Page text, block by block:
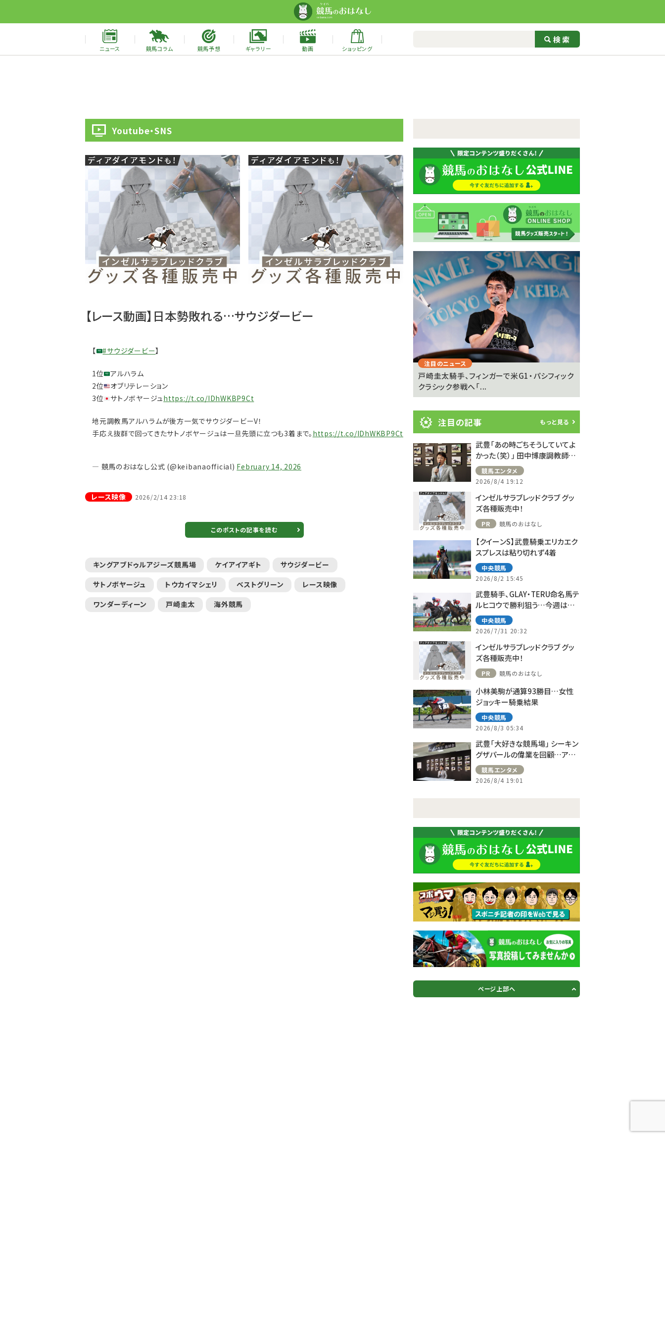
ニュース 競馬コラム 競馬予想 ギャラリー 動画 ショッピング
Youtube・SNS
【レース動画】日本勢敗れる…サウジダービー
【 #サウジダービー】
1位
アルハラム
2位
オブリテレーション
3位
サトノボヤージュhttps://t.co/IDhWKBP9Ct
地元調教馬アルハラムが後方一気でサウジダービーV！
手応え抜群で回ってきたサトノボヤージュは一旦先頭に立つも3着まで。 https://t.co/IDhWKBP9Ct
— 競馬のおはなし公式 (@keibanaofficial) February 14, 2026
レース映像 2026/2/14 23:18
このポストの記事を読む
キングアブドゥルアジーズ競馬場 ケイアイアギト
サウジダービー
サトノボヤージュ
トウカイマシェリ ベストグリーン
レース映像
ワンダーディーン
戸崎圭太 海外競馬
目
ニ
ュ
ー
ス
【キングジョージ】ルメール「坂の上で休憩が必
要でした」マスカレー...
注目のニュース
戸崎圭太騎手、フィンガーで米G1・パシフィック
クラシック参戦へ「...
注目の記事 もっと見る
武豊「あの時ごちそうしていてよ
かった（笑）」 田中博康調教師と
のフランスでの思い出を語る
競馬エンタメ
2026/8/4 19:12
インゼルサラブレッドクラブ グッ
ズ各種販売中！
PR 競馬のおはなし
【クイーンS】武豊騎乗エリカエク
スプレスは粘り切れず4着
中央競馬
2026/8/2 15:45
武豊騎手、GLAY・TERU命名馬テ
ルヒコウで勝利狙う…今週は札
幌で10鞍
中央競馬
2026/7/31 20:32
インゼルサラブレッドクラブ グッ
ズ各種販売中！
PR 競馬のおはなし
小林美駒が通算93勝目…女性
ジョッキー騎乗結果
中央競馬
2026/8/3 05:34
武豊「大好きな競馬場」 シーキン
グザパールの偉業を回顧…アス
コット、ドーヴィルへの思い語る
競馬エンタメ
2026/8/4 19:01
ページ上部へ